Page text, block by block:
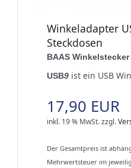
Winkeladapter
Steckdosen
BAAS
USB9 ist ein USB
17,90 EUR
inkl. 19 % MwSt.zzgl.
Der Gesamtpreis ist
Mehrwertsteuer im